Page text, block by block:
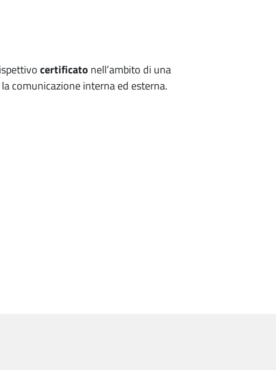
certificato nell’ambito di una
comunicazione interna ed esterna.